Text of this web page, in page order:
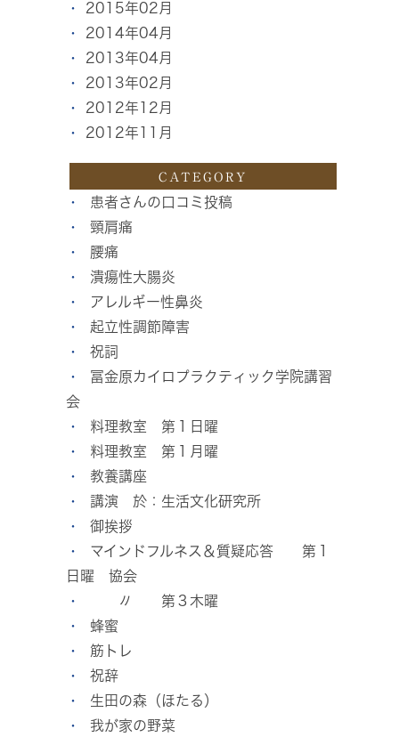
2015年02月
2014年04月
2013年04月
2013年02月
2012年12月
2012年11月
CATEGORY
患者さんの口コミ投稿
頸肩痛
腰痛
潰瘍性大腸炎
アレルギー性鼻炎
起立性調節障害
祝詞
冨金原カイロプラクティック学院講習
会
料理教室 第１日曜
料理教室 第１月曜
教養講座
講演 於：生活文化研究所
御挨拶
マインドフルネス＆質疑応答 第１
日曜 協会
〃 第３木曜
蜂蜜
筋トレ
祝辞
生田の森（ほたる）
我が家の野菜